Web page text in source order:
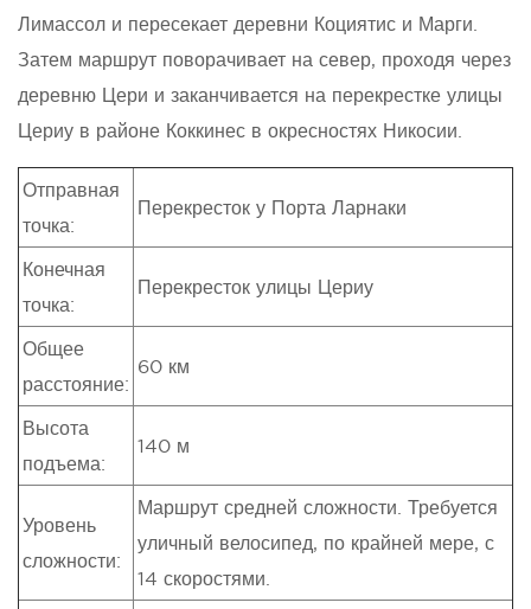
Лимассол и пересекает деревни Коциятис и Марги.
Затем маршрут поворачивает на север, проходя через
деревню Цери и заканчивается на перекрестке улицы
Цериу в районе Коккинес в окресностях Никосии.
Отправная
точка:
Перекресток у Порта Ларнаки
Конечная
точка:
Перекресток улицы Цериу
Общее
расстояние:
60 км
Высота
подъема:
140 м
Уровень
сложности:
Маршрут средней сложности. Требуется
уличный велосипед, по крайней мере, с
14 скоростями.